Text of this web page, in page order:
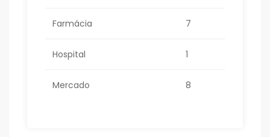
Farmácia 7
Hospital 1
Mercado 8